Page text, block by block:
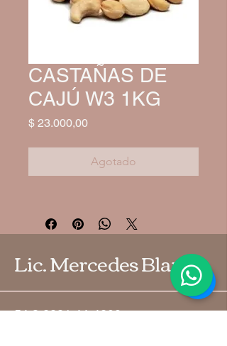
CASTAÑAS DE
CAJÚ W3 1KG
$ 23.000,00Precio
Agotado
Lic. Mercedes Blanco
54 9 2226 44-4283